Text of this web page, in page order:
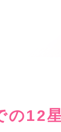
の12